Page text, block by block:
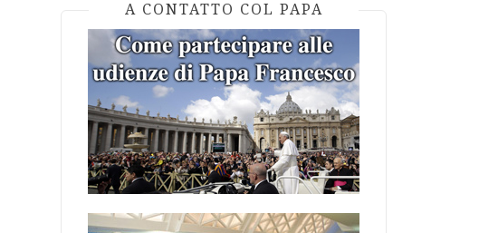
A CONTATTO COL PAPA